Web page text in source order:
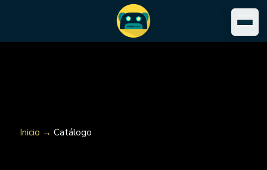
Inicio → Catálogo